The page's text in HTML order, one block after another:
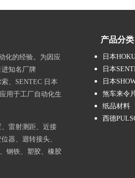
化的经验。为因应
知名厂牌
、SENTEC 日本
用于工厂自动化生
雷射测距、近接
器、迴转接头、
钢铁、塑胶、橡胶
产品分类
日本
日本
日本
煞车来令
纸品材料